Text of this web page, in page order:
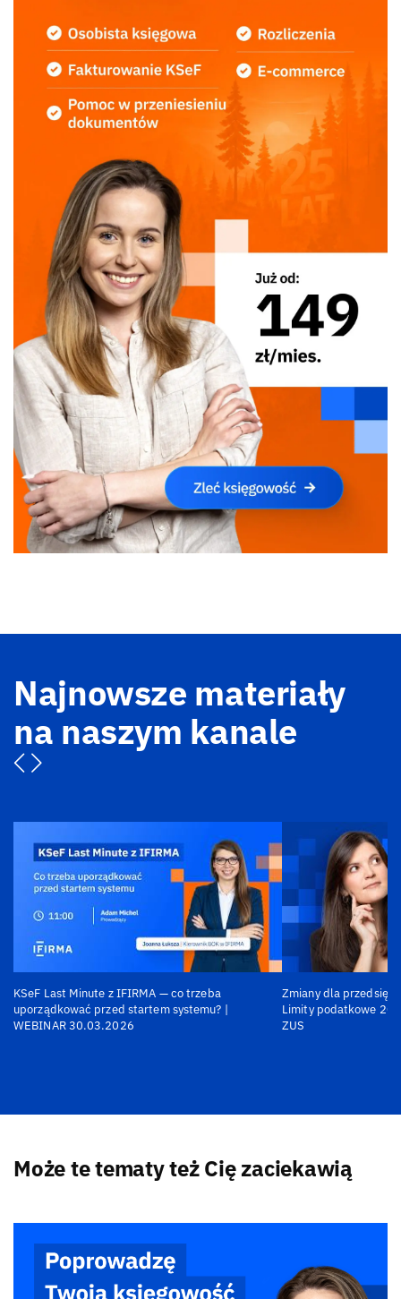
Najnowsze materiały
na naszym kanale
KSeF Last Minute z IFIRMA — co trzeba
uporządkować przed startem systemu? |
WEBINAR 30.03.2026
Zmiany dla
Limity podatkowe
ZUS
Może te tematy też Cię zaciekawią